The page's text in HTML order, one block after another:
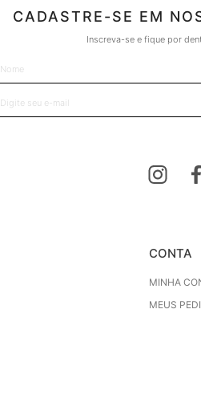
CADASTRE-SE EM
Inscreva-se e fique por
CONTA
MINHA
MEUS